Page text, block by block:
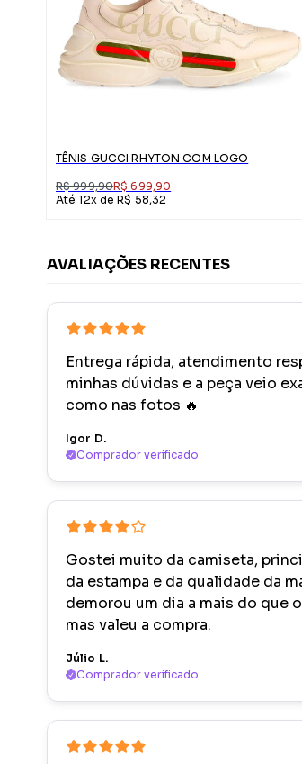
TÊNIS GUCCI RHYTON COM LOGO
R$ 999,90R$ 699,90
Até 12x de R$ 58,32
AVALIAÇÕES RECENTES
Entrega rápida, atendimento
minhas dúvidas e a peça veio
como nas fotos 🔥
Igor D.
Comprador verificado
Gostei muito da camiseta,
da estampa e da qualidade da
demorou um dia a mais do que
mas valeu a compra.
Júlio L.
Comprador verificado